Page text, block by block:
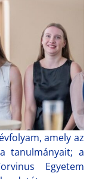
amely az
tanulmányait; a
Egyetem